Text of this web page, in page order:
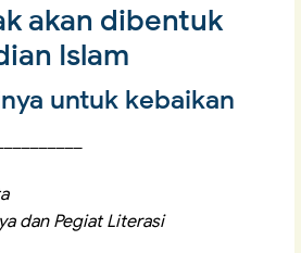
akan dibentuk
Islam
untuk kebaikan
dan Pegiat Literasi